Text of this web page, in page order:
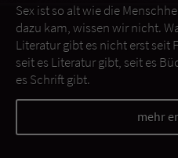
Sex ist so alt wie die
dazu kam, wissen wir nicht.
Literatur gibt es nicht erst seit
seit es Literatur gibt, seit es
es Schrift gibt.
mehr